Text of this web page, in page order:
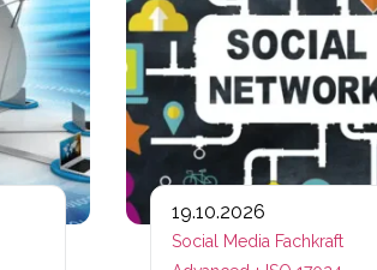
19.10.2026
Social Media Fachkraft